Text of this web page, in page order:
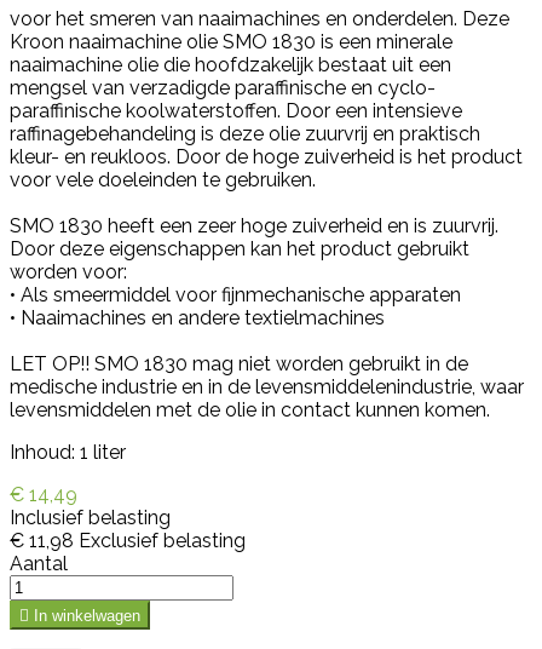
voor het smeren van naaimachines en onderdelen. Deze
Kroon naaimachine olie SMO 1830 is een minerale
naaimachine olie die hoofdzakelijk bestaat uit een
mengsel van verzadigde paraffinische en cyclo-
paraffinische koolwaterstoffen. Door een intensieve
raffinagebehandeling is deze olie zuurvrij en praktisch
kleur- en reukloos. Door de hoge zuiverheid is het product
voor vele doeleinden te gebruiken.
SMO 1830 heeft een zeer hoge zuiverheid en is zuurvrij.
Door deze eigenschappen kan het product gebruikt
worden voor:
• Als smeermiddel voor fijnmechanische apparaten
• Naaimachines en andere textielmachines
LET OP!! SMO 1830 mag niet worden gebruikt in de
medische industrie en in de levensmiddelenindustrie, waar
levensmiddelen met de olie in contact kunnen komen.
Inhoud: 1 liter
€ 14,49
Inclusief belasting
€ 11,98 Exclusief belasting
Aantal
 In winkelwagen